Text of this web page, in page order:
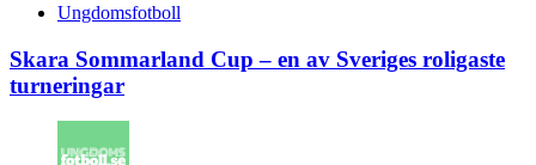
Ungdomsfotboll
Skara Sommarland Cup – en av Sveriges roligaste
turneringar